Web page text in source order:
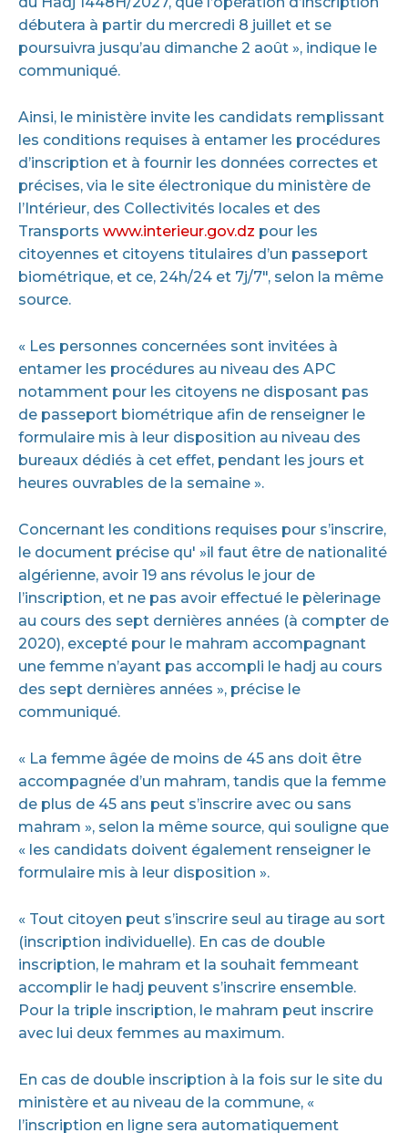
débutera à partir du mercredi 8 juillet et se
poursuivra jusqu’au dimanche 2 août », indique le
communiqué.
Ainsi, le ministère invite les candidats remplissant
les conditions requises à entamer les procédures
d’inscription et à fournir les données correctes et
précises, via le site électronique du ministère de
l’Intérieur, des Collectivités locales et des
Transports www.interieur.gov.dz pour les
citoyennes et citoyens titulaires d’un passeport
biométrique, et ce, 24h/24 et 7j/7″, selon la même
source.
« Les personnes concernées sont invitées à
entamer les procédures au niveau des APC
notamment pour les citoyens ne disposant pas
de passeport biométrique afin de renseigner le
formulaire mis à leur disposition au niveau des
bureaux dédiés à cet effet, pendant les jours et
heures ouvrables de la semaine ».
Concernant les conditions requises pour s’inscrire,
le document précise qu' »il faut être de nationalité
algérienne, avoir 19 ans révolus le jour de
l’inscription, et ne pas avoir effectué le pèlerinage
au cours des sept dernières années (à compter de
2020), excepté pour le mahram accompagnant
une femme n’ayant pas accompli le hadj au cours
des sept dernières années », précise le
communiqué.
« La femme âgée de moins de 45 ans doit être
accompagnée d’un mahram, tandis que la femme
de plus de 45 ans peut s’inscrire avec ou sans
mahram », selon la même source, qui souligne que
« les candidats doivent également renseigner le
formulaire mis à leur disposition ».
« Tout citoyen peut s’inscrire seul au tirage au sort
(inscription individuelle). En cas de double
inscription, le mahram et la souhait femmeant
accomplir le hadj peuvent s’inscrire ensemble.
Pour la triple inscription, le mahram peut inscrire
avec lui deux femmes au maximum.
En cas de double inscription à la fois sur le site du
ministère et au niveau de la commune, «
l’inscription en ligne sera automatiquement